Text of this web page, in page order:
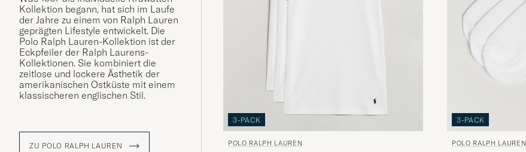
Kollektion begann, hat sich im Laufe
der Jahre zu einem von Ralph Lauren
geprägten Lifestyle entwickelt. Die
Polo Ralph Lauren-Kollektion ist der
Eckpfeiler der Ralph Laurens-
Kollektionen. Sie kombiniert die
zeitlose und lockere Ästhetik der
amerikanischen Ostküste mit einem
klassischeren englischen Stil.
ZU POLO RALPH LAUREN
3-PACK
POLO RALPH LAUREN
3-PACK
POLO RALPH LAUREN